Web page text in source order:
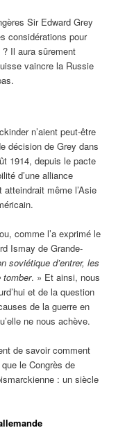
Sir Edward Grey
considérations pour
Il aura sûrement
vaincre la Russie
n’aient peut-être
décision de Grey dans
1914, depuis le pacte
d’une alliance
atteindrait même l’Asie
comme l’a exprimé le
Ismay de Grande-
soviétique d’entrer, les
tomber. » Et ainsi, nous
et de la question
de la guerre en
ne nous achève.
de savoir comment
le Congrès de
: un siècle